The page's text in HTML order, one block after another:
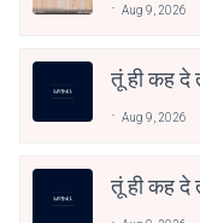
Aug 9, 2026
तूं ही कह दे
Aug 9, 2026
तूं ही कह दे